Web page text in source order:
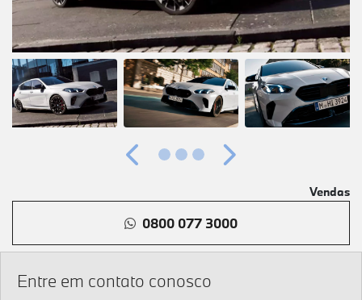
Entre em contato conosco
Anterior Próximo
Vendas
0800 077 3000